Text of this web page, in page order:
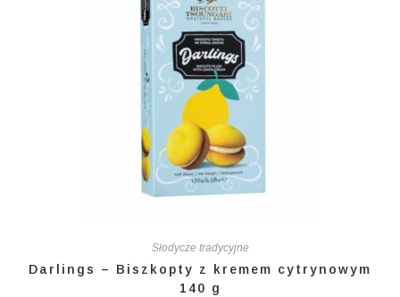
Słodycze tradycyjne
Darlings – Biszkopty z kremem cytrynowym
140 g